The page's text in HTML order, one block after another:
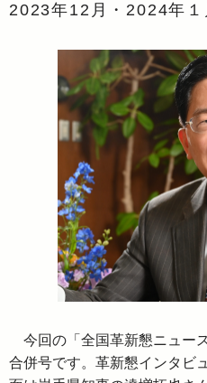
2023年12月・2024年１
今回の「全国革新懇ニュー
合併号です。革新懇インタビ